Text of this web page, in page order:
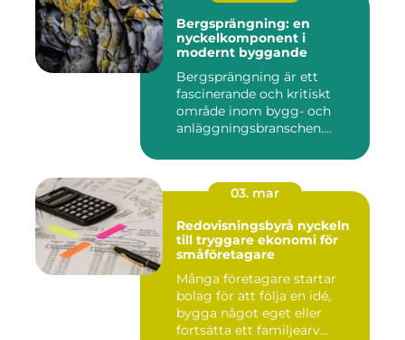
Bergsprängning: en
nyckelkomponent i
modernt byggande
Bergsprängning är ett
fascinerande och kritiskt
område inom bygg- och
anläggningsbranschen.
03. mar
Redovisningsbyrå nyckeln
till tryggare ekonomi för
småföretagare
Många företagare startar
bolag för att följa en idé,
bygga något eget eller
fortsätta ett familjearv...